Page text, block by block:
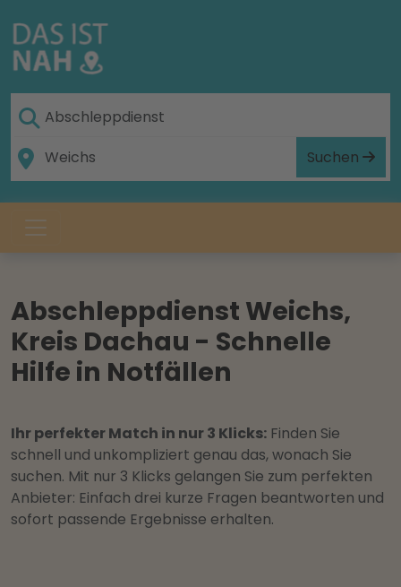
Suchen
Abschleppdienst Weichs,
Kreis Dachau - Schnelle
Hilfe in Notfällen
Ihr perfekter Match in nur 3 Klicks: Finden Sie
schnell und unkompliziert genau das, wonach Sie
suchen. Mit nur 3 Klicks gelangen Sie zum perfekten
Anbieter: Einfach drei kurze Fragen beantworten und
sofort passende Ergebnisse erhalten.